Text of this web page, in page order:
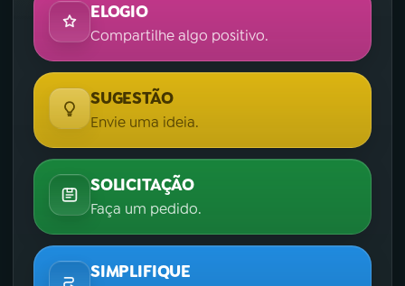
ELOGIO
Compartilhe algo positivo.
SUGESTÃO
Envie uma ideia.
SOLICITAÇÃO
Faça um pedido.
SIMPLIFIQUE